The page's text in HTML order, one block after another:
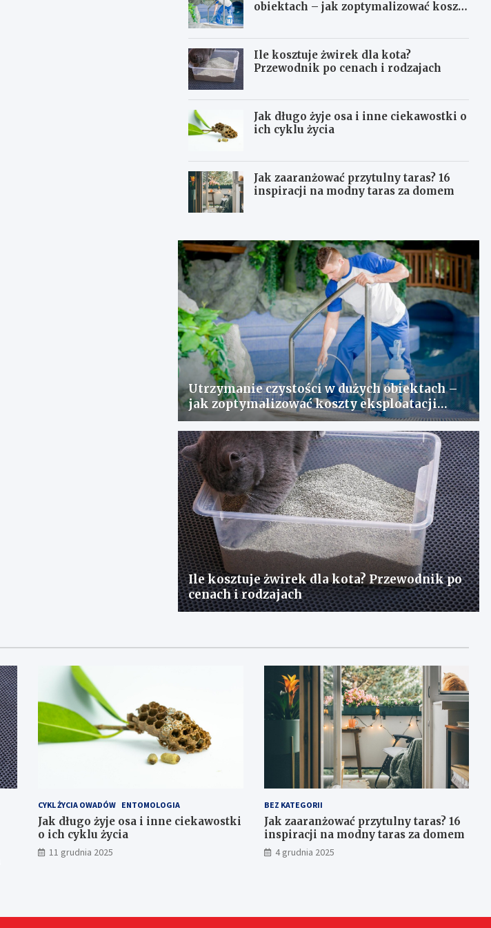
obiektach – jak zoptymalizować koszty
Ile kosztuje żwirek dla kota?
Przewodnik po cenach i rodzajach
Jak długo żyje osa i inne ciekawostki o
ich cyklu życia
Jak zaaranżować przytulny taras? 16
inspiracji na modny taras za domem
Utrzymanie czystości w dużych obiektach –
jak zoptymalizować koszty eksploatacji
sprzętu?
Ile kosztuje żwirek dla kota? Przewodnik po
cenach i rodzajach
CYKL ŻYCIA OWADÓW ENTOMOLOGIA
Jak długo żyje osa i inne ciekawostki
o ich cyklu życia
11 grudnia 2025
BEZ KATEGORII
Jak zaaranżować przytulny taras? 16
inspiracji na modny taras za domem
4 grudnia 2025